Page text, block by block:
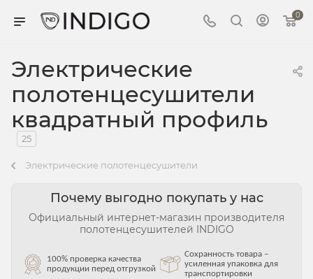
0
Электрические
полотенцесушители
квадратный профиль
25
Электрические полотенцесушители
Почему выгодно покупать у нас
Официальный интернет-магазин производителя
полотенцесушителей INDIGO
100% проверка качества
продукции перед отгрузкой
Сохранность товара –
усиленная упаковка для
транспортировки